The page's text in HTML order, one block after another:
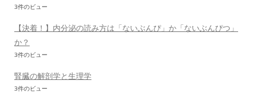
3件のビュー
【決着！】内分泌の読み方は「ないぶんぴ」か「ないぶんぴつ」
か？
3件のビュー
腎臓の解剖学と生理学
3件のビュー